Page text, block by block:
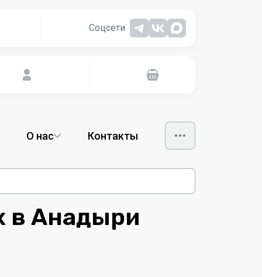
Соцсети
О нас Контакты
в Анадыри